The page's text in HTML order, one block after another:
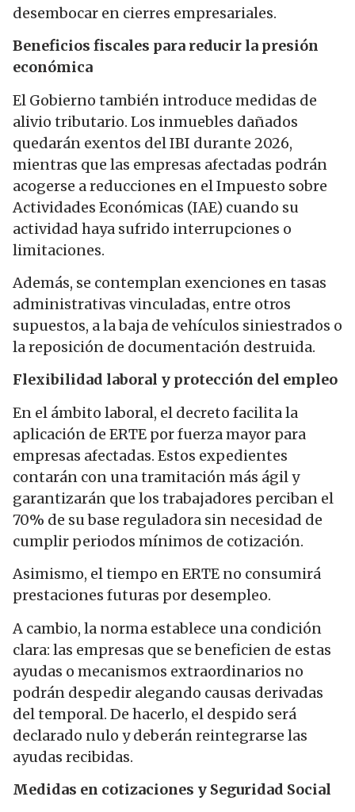
desembocar en cierres empresariales.
Beneficios fiscales para reducir la presión
económica
El Gobierno también introduce medidas de
alivio tributario. Los inmuebles dañados
quedarán exentos del IBI durante 2026,
mientras que las empresas afectadas podrán
acogerse a reducciones en el Impuesto sobre
Actividades Económicas (IAE) cuando su
actividad haya sufrido interrupciones o
limitaciones.
Además, se contemplan exenciones en tasas
administrativas vinculadas, entre otros
supuestos, a la baja de vehículos siniestrados o
la reposición de documentación destruida.
Flexibilidad laboral y protección del empleo
En el ámbito laboral, el decreto facilita la
aplicación de ERTE por fuerza mayor para
empresas afectadas. Estos expedientes
contarán con una tramitación más ágil y
garantizarán que los trabajadores perciban el
70% de su base reguladora sin necesidad de
cumplir periodos mínimos de cotización.
Asimismo, el tiempo en ERTE no consumirá
prestaciones futuras por desempleo.
A cambio, la norma establece una condición
clara: las empresas que se beneficien de estas
ayudas o mecanismos extraordinarios no
podrán despedir alegando causas derivadas
del temporal. De hacerlo, el despido será
declarado nulo y deberán reintegrarse las
ayudas recibidas.
Medidas en cotizaciones y Seguridad Social